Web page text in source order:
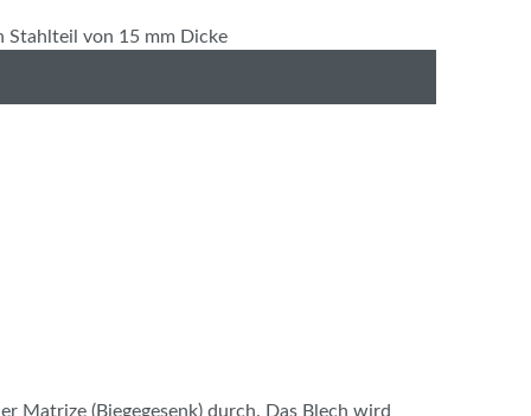
Matrize (Biegegesenk) durch. Das Blech wird